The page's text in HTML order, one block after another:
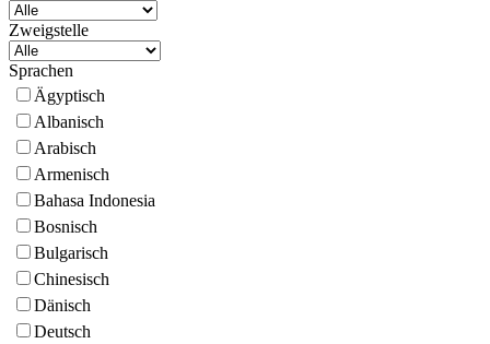
Zweigstelle
Sprachen
Ägyptisch
Albanisch
Arabisch
Armenisch
Bahasa Indonesia
Bosnisch
Bulgarisch
Chinesisch
Dänisch
Deutsch